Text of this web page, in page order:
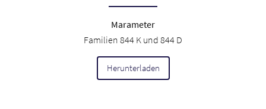
Marameter
Familien 844 K und 844 D
Herunterladen